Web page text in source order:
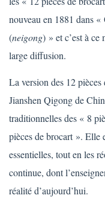
nouveau en 1881 dans
(neigong) » et c’est à ce
large diffusion.
La version des 12
Jianshen Qigong de
traditionnelles des « 8
pièces de brocart ». Elle
essentielles, tout en les
continue, dont
réalité d’aujourd’hui.